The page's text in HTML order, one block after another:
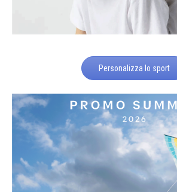
Personalizza lo sport